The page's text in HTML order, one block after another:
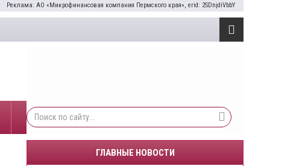
Реклама: АО «Микрофинансовая компания Пермского края», erid: 2SDnjdiVbbY
ГЛАВНЫЕ НОВОСТИ